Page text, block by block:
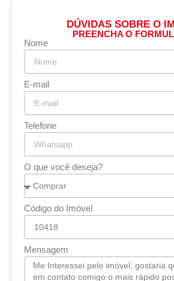
DÚVIDAS SOBRE O
PREENCHA O
Nome
E-mail
Telefone
O que você deseja?
Código do Imóvel
Mensagem